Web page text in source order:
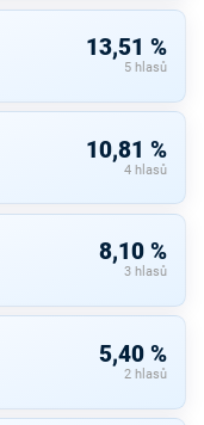
13,51 %
5 hlasů
10,81 %
4 hlasů
8,10 %
3 hlasů
5,40 %
2 hlasů